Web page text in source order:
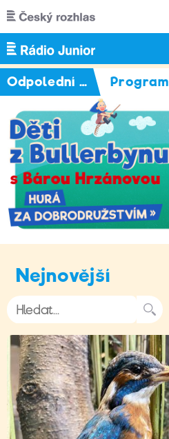
Přejít k hlavnímu obsahu
Odpolední Junior Program
Nejnovější